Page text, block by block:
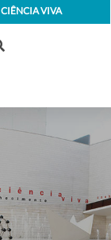
CIÊNCIA VIVA